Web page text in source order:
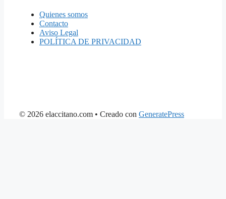
Quienes somos
Contacto
Aviso Legal
POLÍTICA DE PRIVACIDAD
© 2026 elaccitano.com • Creado con GeneratePress